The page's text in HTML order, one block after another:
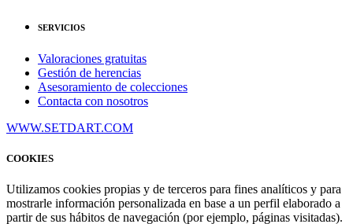
SERVICIOS
Valoraciones gratuitas
Gestión de herencias
Asesoramiento de colecciones
Contacta con nosotros
WWW.SETDART.COM
COOKIES
Utilizamos cookies propias y de terceros para fines analíticos y para
mostrarle información personalizada en base a un perfil elaborado a
partir de sus hábitos de navegación (por ejemplo, páginas visitadas).